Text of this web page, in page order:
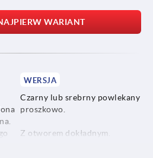
WARIANT
WERSJA
Czarny lub srebrny powlekany
proszkowo.
Z otworem dokładnym.